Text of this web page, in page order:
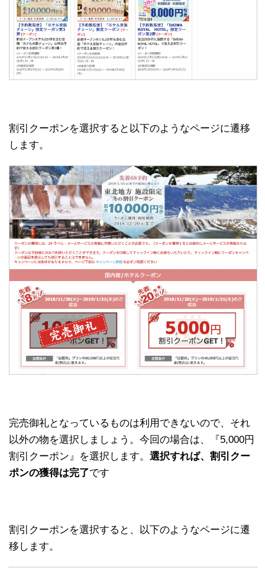
割引クーポンを選択すると以下のようなページに遷移
します。
完売御礼となっているものは利用できないので、それ
以外の物を選択しましょう。今回の場合は、『5,000円
割引クーポン』を選択します。 選択すれば、割引クー
ポンの獲得は完了です
割引クーポンを選択すると、以下のようなページに遷
移します。